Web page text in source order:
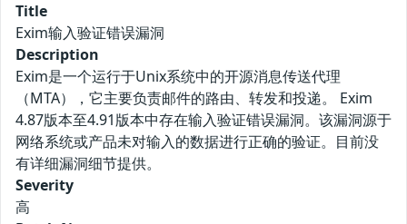
Title
Exim输入验证错误漏洞
Description
Exim是一个运行于Unix系统中的开源消息传送代理
（MTA），它主要负责邮件的路由、转发和投递。 Exim
4.87版本至4.91版本中存在输入验证错误漏洞。该漏洞源于
网络系统或产品未对输入的数据进行正确的验证。目前没
有详细漏洞细节提供。
Severity
高